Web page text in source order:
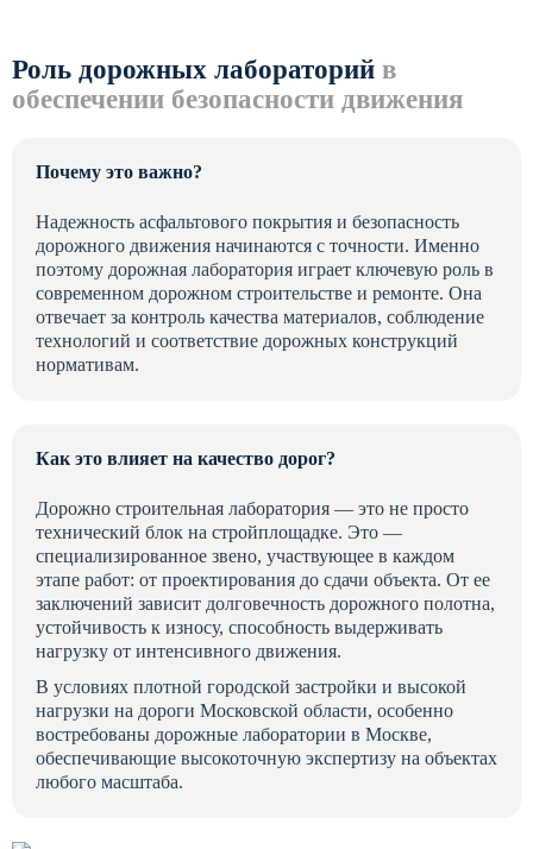
Роль дорожных лабораторий в
обеспечении безопасности движения
Почему это важно?
Надежность асфальтового покрытия и безопасность
дорожного движения начинаются с точности. Именно
поэтому дорожная лаборатория играет ключевую роль в
современном дорожном строительстве и ремонте. Она
отвечает за контроль качества материалов, соблюдение
технологий и соответствие дорожных конструкций
нормативам.
Как это влияет на качеcтво дорог?
Дорожно строительная лаборатория — это не просто
технический блок на стройплощадке. Это —
специализированное звено, участвующее в каждом
этапе работ: от проектирования до сдачи объекта. От ее
заключений зависит долговечность дорожного полотна,
устойчивость к износу, способность выдерживать
нагрузку от интенсивного движения.
В условиях плотной городской застройки и высокой
нагрузки на дороги Московской области, особенно
востребованы дорожные лаборатории в Москве,
обеспечивающие высокоточную экспертизу на объектах
любого масштаба.